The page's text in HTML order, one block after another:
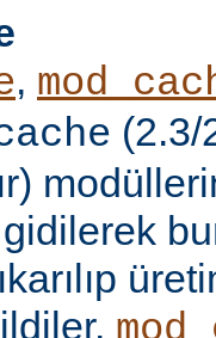
,
(2.3/